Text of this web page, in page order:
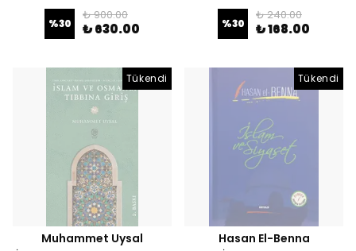
%30
₺ 900.00
₺ 630.00 %30
₺ 240.00
₺ 168.00
Tükendi
Muhammet Uysal
Tükendi
Hasan El-Benna